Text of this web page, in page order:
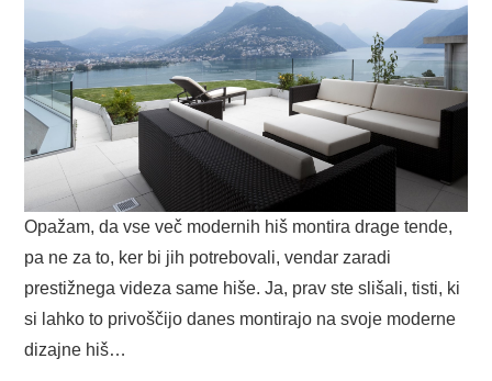
Opažam, da vse več modernih hiš montira drage tende,
pa ne za to, ker bi jih potrebovali, vendar zaradi
prestižnega videza same hiše. Ja, prav ste slišali, tisti, ki
si lahko to privoščijo danes montirajo na svoje moderne
dizajne hiš…